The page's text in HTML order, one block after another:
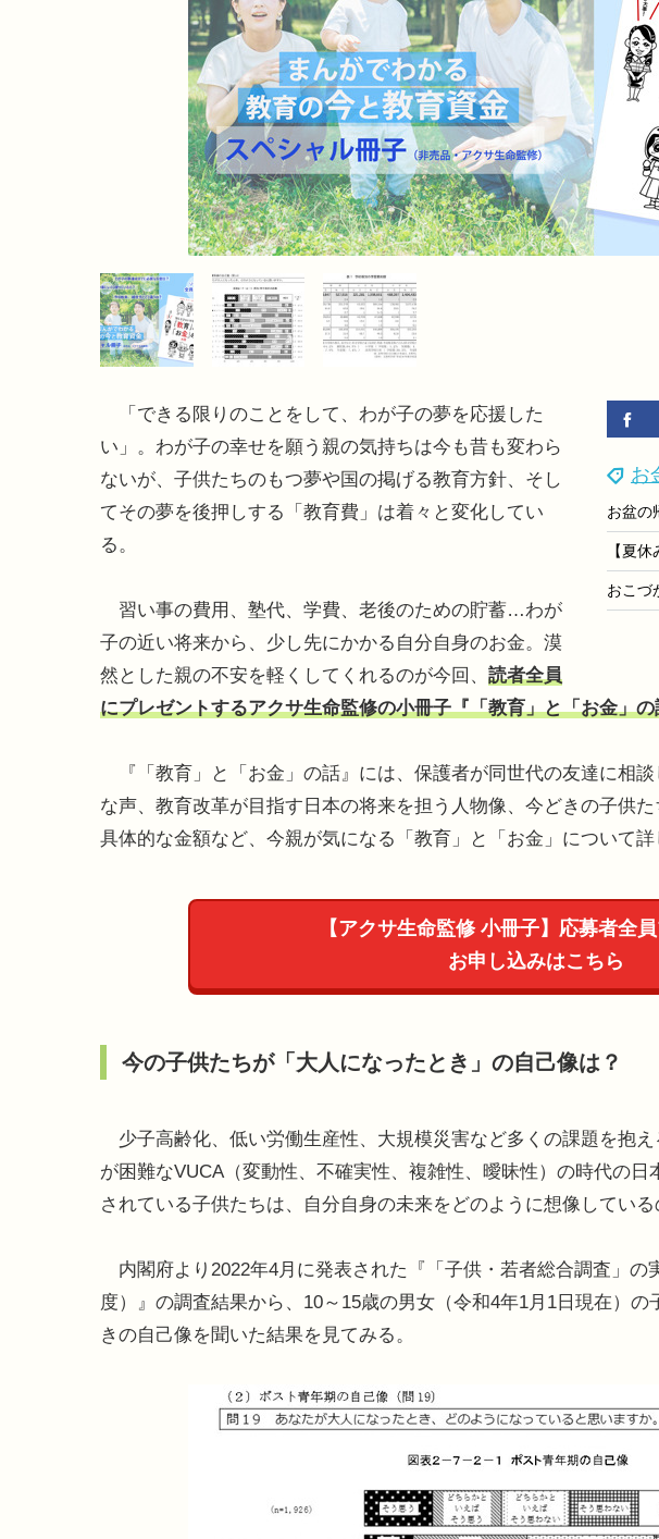
お
「できる限りのことをして、わが子の夢を応援した
い」。わが子の幸せを願う親の気持ちは今も昔も変わら
ないが、子供たちのもつ夢や国の掲げる教育方針、そし
てその夢を後押しする「教育費」は着々と変化してい
る。
習い事の費用、塾代、学費、老後のための貯蓄…わが
子の近い将来から、少し先にかかる自分自身のお金。漠
然とした親の不安を軽くしてくれるのが今回、 読者全員
にプレゼントするアクサ生命監修の小冊子『「教育」と「お金」
『「教育」と「お金」の話』には、保護者が同世代の友達に相
な声、教育改革が目指す日本の将来を担う人物像、今どきの子供
具体的な金額など、今親が気になる「教育」と「お金」について詳
【アクサ生命監修 小冊子】応募者全
お申し込みはこちら
今の子供たちが「大人になったとき」の自己像は？
少子高齢化、低い労働生産性、大規模災害など多くの課題を抱
が困難なVUCA（変動性、不確実性、複雑性、曖昧性）の時代の
されている子供たちは、自分自身の未来をどのように想像している
内閣府より2022年4月に発表された『「子供・若者総合調査」の
度）』の調査結果から、10～15歳の男女（令和4年1月1日現在）
きの自己像を聞いた結果を見てみる。